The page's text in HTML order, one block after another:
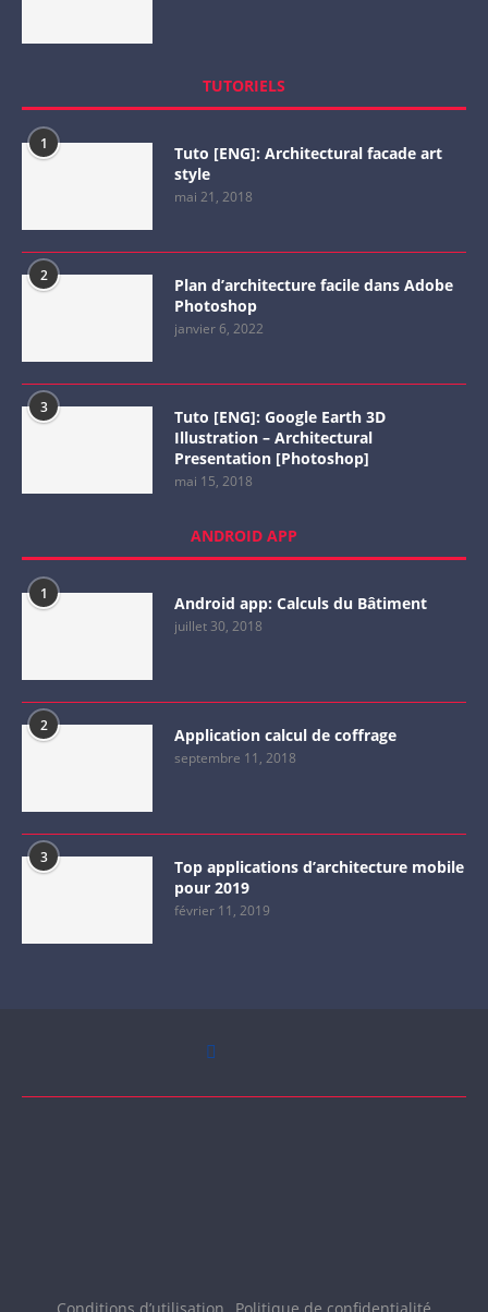
TUTORIELS
1
Tuto [ENG]: Architectural facade art
style
mai 21, 2018
2
Plan d’architecture facile dans Adobe
Photoshop
janvier 6, 2022
3
Tuto [ENG]: Google Earth 3D
Illustration – Architectural
Presentation [Photoshop]
mai 15, 2018
ANDROID APP
1 Android app: Calculs du Bâtiment
juillet 30, 2018
2 Application calcul de coffrage
septembre 11, 2018
3
Top applications d’architecture mobile
pour 2019
février 11, 2019
Conditions d’utilisation Politique de confidentialité